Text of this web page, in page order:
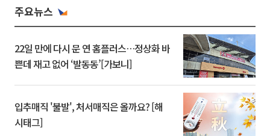
주요뉴스
22일 만에 다시 문 연 홈플러스…정상화 바
쁜데 재고 없어 ‘발동동’[가보니]
입추매직 '불발', 처서매직은 올까요? [해
시태그]